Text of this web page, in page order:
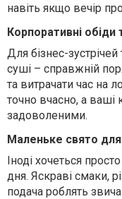
навіть якщо вечір
Корпоративні обіди
Для бізнес-
суші – справжній
та витрачати час на
точно вчасно, а ваші
задоволеними.
Маленьке свято для
Іноді хочеться
дня. Яскраві смаки,
подача роблять